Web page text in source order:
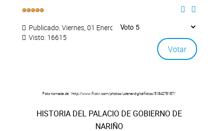
Publicado: Viernes, 01 Enero 2016 07:30
Visto: 16615
Foto tomada de: "http://www.flickr.com/photos/udenardigitalfotos/5184278187/"
HISTORIA DEL PALACIO DE GOBIERNO DE
NARIÑO